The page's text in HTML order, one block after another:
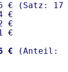
€ (Satz:
€
€
€
€